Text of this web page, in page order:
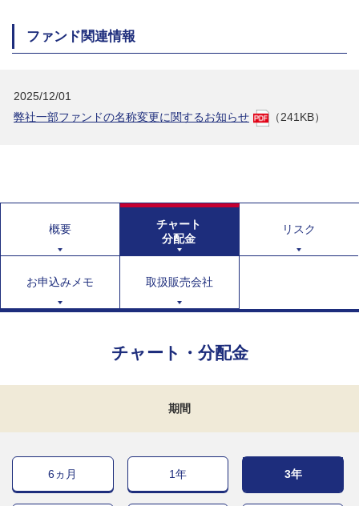
ファンド関連情報
2025/12/01
弊社一部ファンドの名称変更に関するお知らせ
（241KB）
概要
チャート
分配金
リスク
お申込みメモ 取扱販売会社
チャート・分配金
期間
6ヵ月 1年 3年